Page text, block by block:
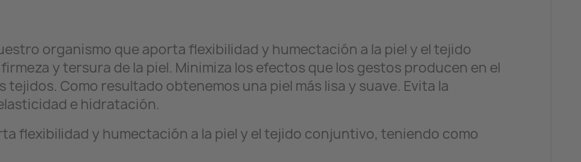
organismo que aporta flexibilidad y humectación a la piel y el tejido
y tersura de la piel. Minimiza los efectos que los gestos producen en el
Como resultado obtenemos una piel más lisa y suave. Evita la
e hidratación.
flexibilidad y humectación a la piel y el tejido conjuntivo, teniendo como